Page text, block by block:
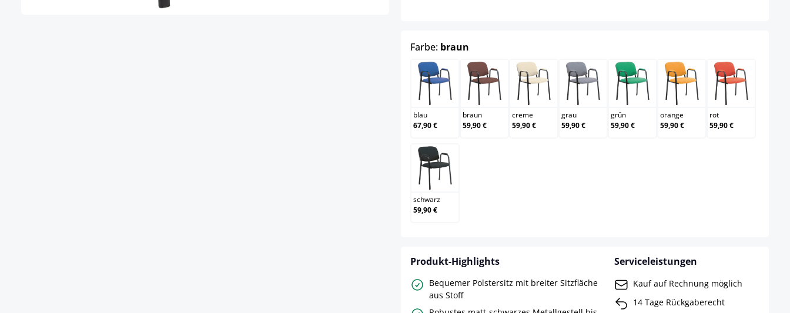
Farbe: braun
blau
blau
67,90 €
braun
braun
59,90 €
creme
creme
59,90 €
grau
grau
59,90 €
grün
grün
59,90 €
orange
orange
59,90 €
rot
rot
59,90 €
schwarz
schwarz
59,90 €
Produkt-Highlights
Bequemer Polstersitz mit breiter Sitzfläche
aus Stoff
Serviceleistungen
Kauf auf Rechnung möglich
14 Tage Rückgaberecht